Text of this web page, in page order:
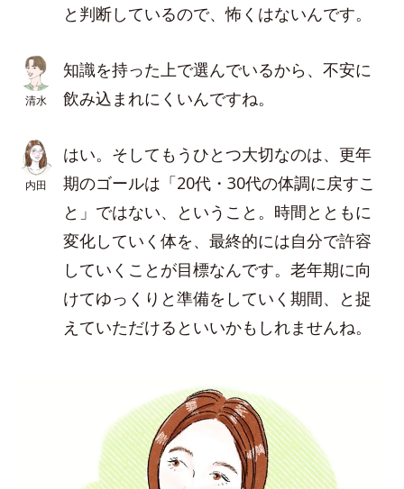
と判断しているので、怖くはないんです。
清水
知識を持った上で選んでいるから、不安に
飲み込まれにくいんですね。
内田
はい。そしてもうひとつ大切なのは、更年
期のゴールは「20代・30代の体調に戻すこ
と」ではない、ということ。時間とともに
変化していく体を、最終的には自分で許容
していくことが目標なんです。老年期に向
けてゆっくりと準備をしていく期間、と捉
えていただけるといいかもしれませんね。